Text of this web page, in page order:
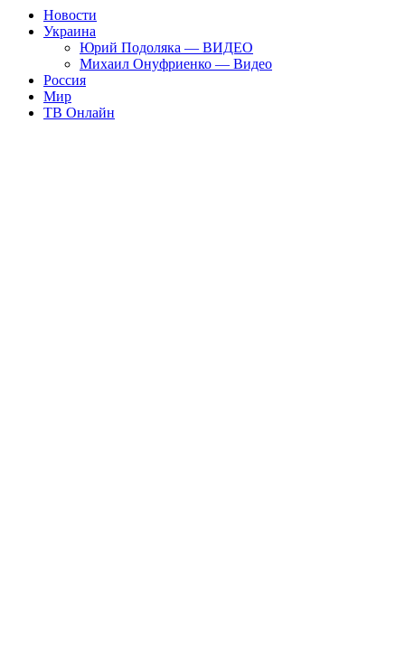
Новости
Украина
Юрий Подоляка — ВИДЕО
Михаил Онуфриенко — Видео
Россия
Мир
ТВ Онлайн